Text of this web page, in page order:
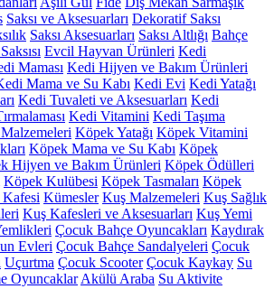
Saksı ve Aksesuarları Dekoratif Saksı
Saksı Aksesuarları Saksı Altlığı Bahçe
Evcil Hayvan Ürünleri Kedi
Maması Kedi Hijyen ve Bakım Ürünleri
Mama ve Su Kabı Kedi Evi Kedi Yatağı
Kedi Tuvaleti ve Aksesuarları Kedi
Kedi Vitamini Kedi Taşıma
Köpek Yatağı Köpek Vitamini
Köpek Mama ve Su Kabı Köpek
Hijyen ve Bakım Ürünleri Köpek Ödülleri
Köpek Kulübesi Köpek Tasmaları Köpek
Kümesler Kuş Malzemeleri Kuş Sağlık
Kuş Kafesleri ve Aksesuarları Kuş Yemi
Çocuk Bahçe Oyuncakları Kaydırak
Evleri Çocuk Bahçe Sandalyeleri Çocuk
Uçurtma Çocuk Scooter Çocuk Kaykay Su
Oyuncaklar Akülü Araba Su Aktivite